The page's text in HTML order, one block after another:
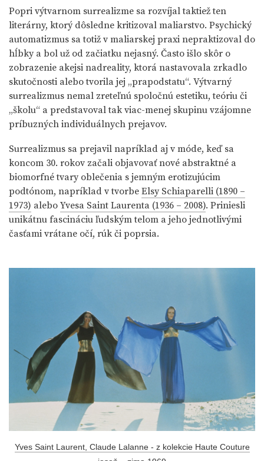
Popri výtvarnom surrealizme sa rozvíjal taktiež ten
literárny, ktorý dôsledne kritizoval maliarstvo. Psychický
automatizmus sa totiž v maliarskej praxi nepraktizoval do
hĺbky a bol už od začiatku nejasný. Často išlo skôr o
zobrazenie akejsi nadreality, ktorá nastavovala zrkadlo
skutočnosti alebo tvorila jej „prapodstatu“. Výtvarný
surrealizmus nemal zreteľnú spoločnú estetiku, teóriu či
„školu“ a predstavoval tak viac-menej skupinu vzájomne
príbuzných individuálnych prejavov.
Surrealizmus sa prejavil napríklad aj v móde, keď sa
koncom 30. rokov začali objavovať nové abstraktné a
biomorfné tvary oblečenia s jemným erotizujúcim
podtónom, napríklad v tvorbe Elsy Schiaparelli (1890 –
1973) alebo Yvesa Saint Laurenta (1936 – 2008). Priniesli
unikátnu fascináciu ľudským telom a jeho jednotlivými
časťami vrátane očí, rúk či poprsia.
Yves Saint Laurent, Claude Lalanne - z kolekcie Haute Couture